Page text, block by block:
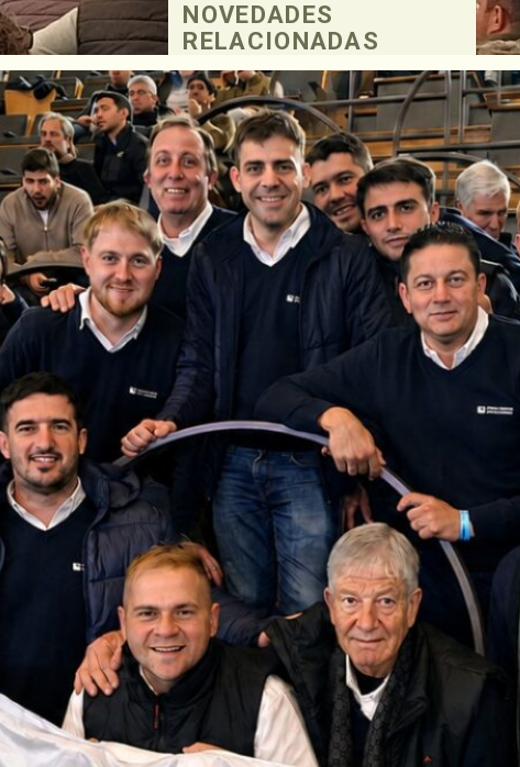
y
este
Carlos
marco
y con
de
agilidad
en
común
de
“Se
con
12.000
o
día
NOVEDADES
RELACIONADAS